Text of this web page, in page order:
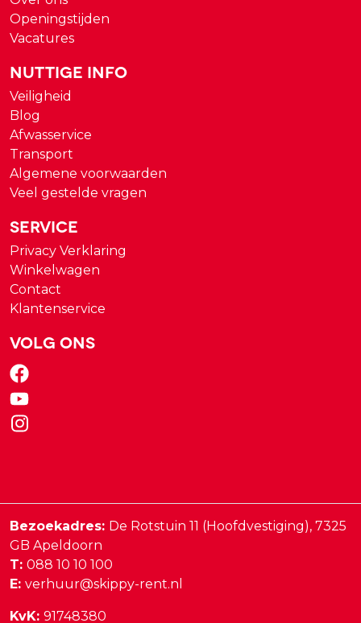
Openingstijden
Vacatures
Nuttige Info
Veiligheid
Blog
Afwasservice
Transport
Algemene voorwaarden
Veel gestelde vragen
Service
Privacy Verklaring
Winkelwagen
Contact
Klantenservice
Volg ons
Bezoekadres: De Rotstuin 11 (Hoofdvestiging), 7325
GB Apeldoorn
T: 088 10 10 100
E: verhuur@skippy-rent.nl
KvK: 91748380